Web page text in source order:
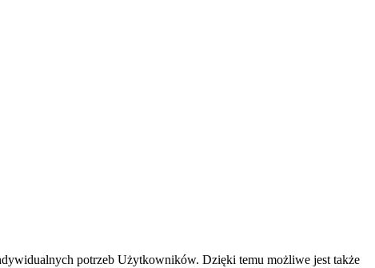
potrzeb Użytkowników. Dzięki temu możliwe jest także